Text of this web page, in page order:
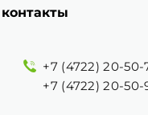
+7 (4722) 20-50-
+7 (4722) 20-50-